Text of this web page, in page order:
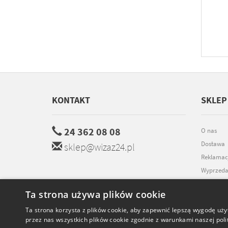
KONTAKT
24 362 08 08
sklep@wizaz24.pl
SKLEP
O nas
Dostawa
Kontakt
Ta strona używa plików cookie
Ta strona korzysta z plików cookie, aby zapewnić lepszą wygodę
przez nas wszystkich plików cookie zgodnie z warunkami naszej